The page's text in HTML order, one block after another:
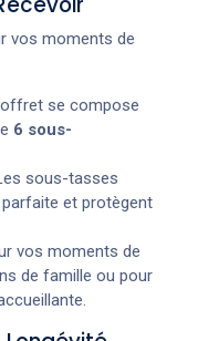
vos moments de
se compose
6 sous-
sous-tasses
et protègent
vos moments de
de famille ou pour